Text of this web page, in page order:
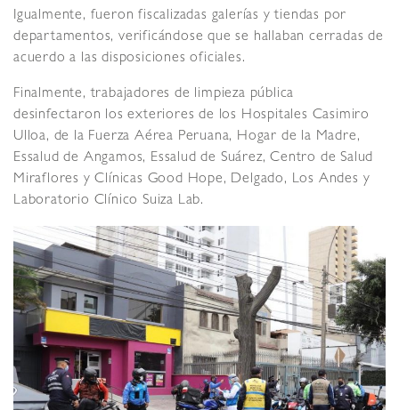
Igualmente, fueron fiscalizadas galerías y tiendas por
departamentos, verificándose que se hallaban cerradas de
acuerdo a las disposiciones oficiales.
Finalmente, trabajadores de limpieza pública
desinfectaron los exteriores de los Hospitales Casimiro
Ulloa, de la Fuerza Aérea Peruana, Hogar de la Madre,
Essalud de Angamos, Essalud de Suárez, Centro de Salud
Miraflores y Clínicas Good Hope, Delgado, Los Andes y
Laboratorio Clínico Suiza Lab.